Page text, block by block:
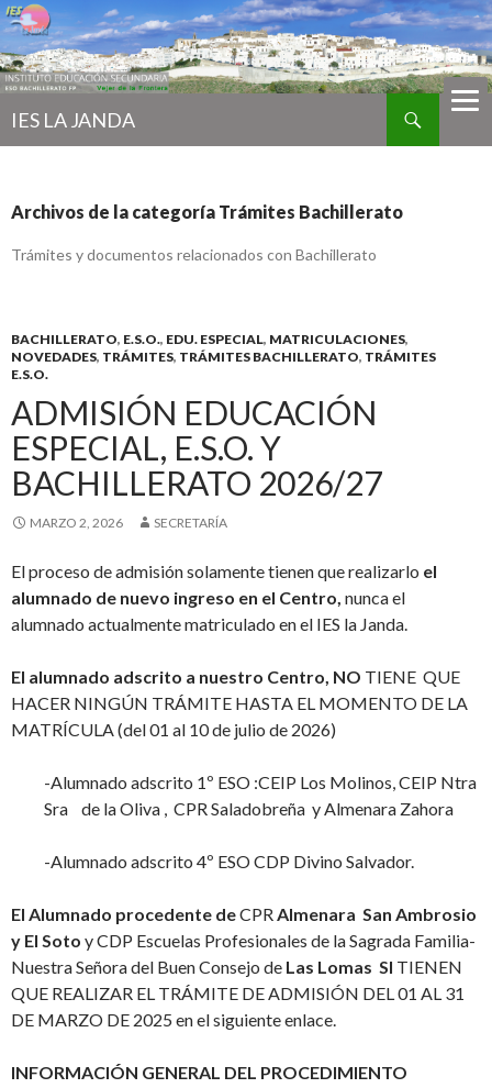
IES LA JANDA
Archivos de la categoría Trámites Bachillerato
Trámites y documentos relacionados con Bachillerato
BACHILLERATO, E.S.O., EDU. ESPECIAL, MATRICULACIONES,
NOVEDADES, TRÁMITES, TRÁMITES BACHILLERATO, TRÁMITES
E.S.O.
ADMISIÓN EDUCACIÓN
ESPECIAL, E.S.O. Y
BACHILLERATO 2026/27
MARZO 2, 2026 SECRETARÍA
El proceso de admisión solamente tienen que realizarlo el
alumnado de nuevo ingreso en el Centro, nunca el
alumnado actualmente matriculado en el IES la Janda.
El alumnado adscrito a nuestro Centro, NO TIENE QUE
HACER NINGÚN TRÁMITE HASTA EL MOMENTO DE LA
MATRÍCULA (del 01 al 10 de julio de 2026)
-Alumnado adscrito 1º ESO :CEIP Los Molinos, CEIP Ntra
Sra de la Oliva , CPR Saladobreña y Almenara Zahora
-Alumnado adscrito 4º ESO CDP Divino Salvador.
El Alumnado procedente deCPRAlmenara San Ambrosio
y El Soto y CDP Escuelas Profesionales de la Sagrada Familia-
Nuestra Señora del Buen Consejo de Las Lomas SI TIENEN
QUE REALIZAR EL TRÁMITE DE ADMISIÓN DEL 01 AL 31
DE MARZO DE 2025 en el siguiente enlace.
INFORMACIÓN GENERAL DEL PROCEDIMIENTO